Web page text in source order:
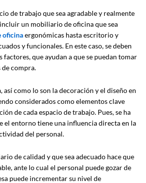
de trabajo que sea agradable y realmente
un mobiliario de oficina que sea
oficinaergonómicas hasta escritorio y
y funcionales. En este caso, se deben
que ayudan a que se puedan tomar
de compra.
así como lo son la decoración y el diseño en
considerados como elementos clave
de cada espacio de trabajo. Pues, se ha
el entorno tiene una influencia directa en la
del personal.
de calidad y que sea adecuado hace que
ante lo cual el personal puede gozar de
puede incrementar su nivel de